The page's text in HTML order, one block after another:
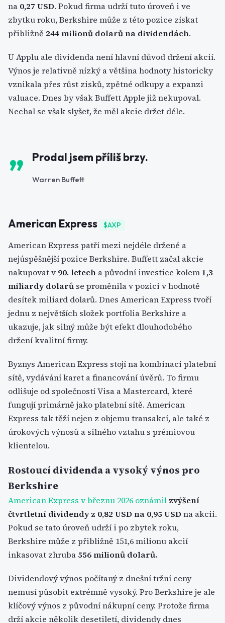
na 0,27 USD. Pokud firma udrží tuto úroveň i ve
zbytku roku, Berkshire může z této pozice získat
přibližně 244 milionů dolarů na dividendách.
U Applu ale dividenda není hlavní důvod držení akcií.
Výnos je relativně nízký a většina hodnoty historicky
vznikala přes růst zisků, zpětné odkupy a expanzi
valuace. Dnes by však Buffett Apple již nekupoval.
Nechal se však slyšet, že měl akcie držet déle.
Prodal jsem příliš brzy.
Warren Buffett
American Express $AXP
American Express patří mezi nejdéle držené a
nejúspěšnější pozice Berkshire. Buffett začal akcie
nakupovat v 90. letech a původní investice kolem 1,3
miliardy dolarů se proměnila v pozici v hodnotě
desítek miliard dolarů. Dnes American Express tvoří
jednu z největších složek portfolia Berkshire a
ukazuje, jak silný může být efekt dlouhodobého
držení kvalitní firmy.
Byznys American Express stojí na kombinaci platební
sítě, vydávání karet a financování úvěrů. To firmu
odlišuje od společností Visa a Mastercard, které
fungují primárně jako platební sítě. American
Express tak těží nejen z objemu transakcí, ale také z
úrokových výnosů a silného vztahu s prémiovou
klientelou.
Rostoucí dividenda a vysoký výnos pro
Berkshire
American Express v březnu 2026 oznámil zvýšení
čtvrtletní dividendy z 0,82 USD na 0,95 USD na akcii.
Pokud se tato úroveň udrží i po zbytek roku,
Berkshire může z přibližně 151,6 milionu akcií
inkasovat zhruba 556 milionů dolarů.
Dividendový výnos počítaný z dnešní tržní ceny
nemusí působit extrémně vysoký. Pro Berkshire je ale
klíčový výnos z původní nákupní ceny. Protože firma
drží akcie několik desetiletí, dividendy dnes